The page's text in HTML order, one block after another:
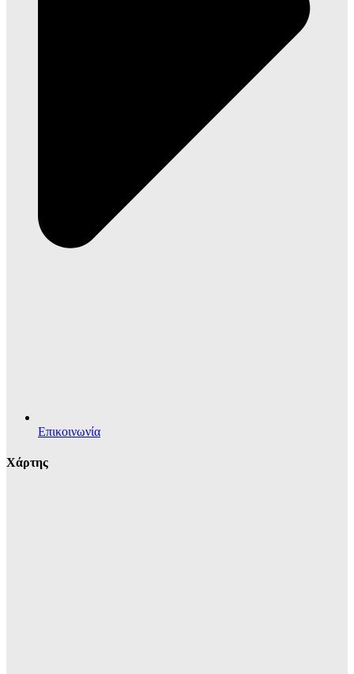
Επικοινωνία
Χάρτης